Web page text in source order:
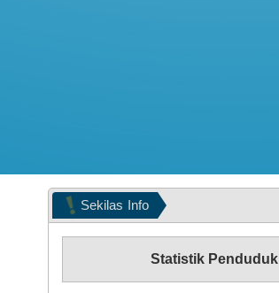
Sekilas Info
Statistik Penduduk